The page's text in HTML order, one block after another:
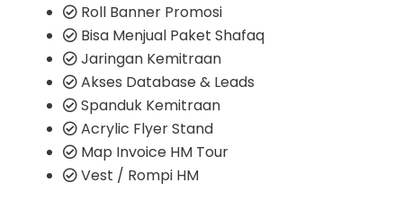
Roll Banner Promosi
Bisa Menjual Paket Shafaq
Jaringan Kemitraan
Akses Database & Leads
Spanduk Kemitraan
Acrylic Flyer Stand
Map Invoice HM Tour
Vest / Rompi HM